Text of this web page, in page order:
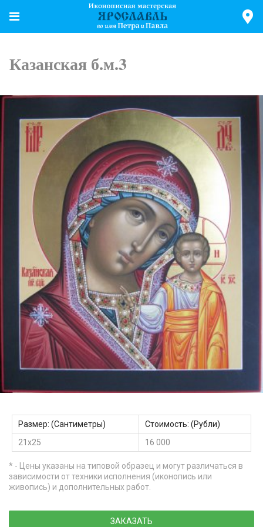
Казанская б.м.3
Размер: (Сантиметры)
Стоимость: (Рубли)
21х25
16 000
* - Цены указаны на типовой образец и могут различаться в
зависимости от техники исполнения (иконопись или
живопись) и дополнительных работ.
ЗАКАЗАТЬ